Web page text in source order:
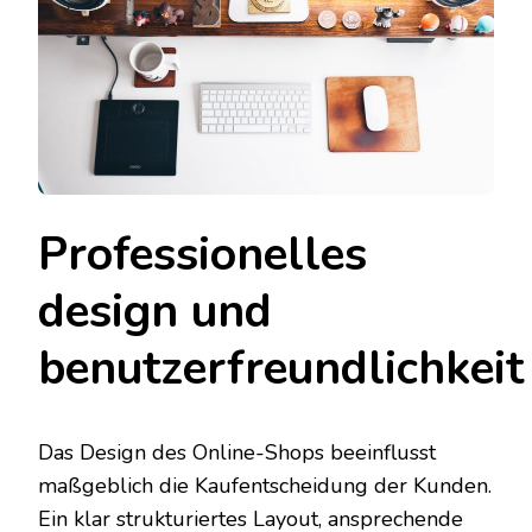
Professionelles
design und
benutzerfreundlichkeit
Das Design des Online-Shops beeinflusst
maßgeblich die Kaufentscheidung der Kunden.
Ein klar strukturiertes Layout, ansprechende